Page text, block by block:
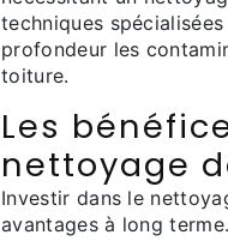
techniques
profondeur les
toiture.
Les
nettoyage
Investir dans le
avantages à long